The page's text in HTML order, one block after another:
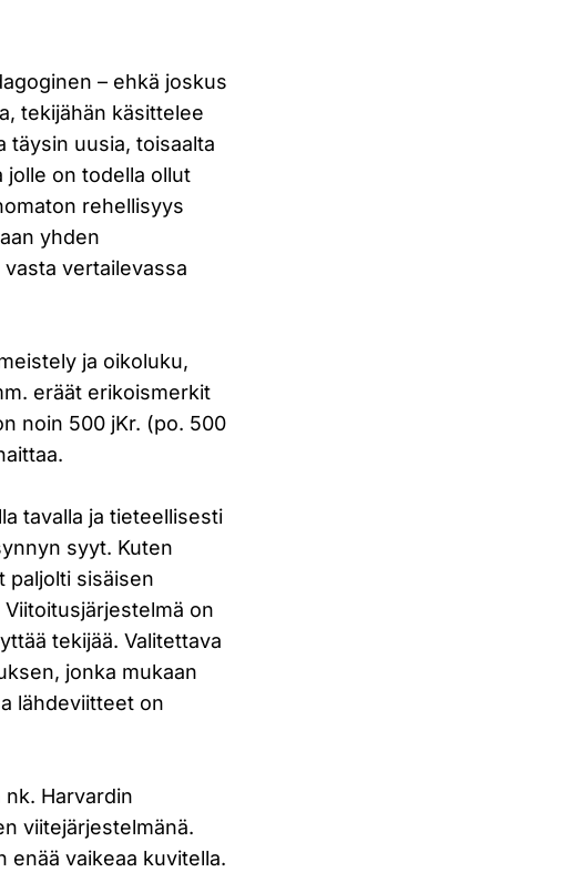
– ehkä joskus
tekijähän käsittelee
täysin uusia, toisaalta
jolle on todella ollut
rehellisyys
yhden
vertailevassa
ja oikoluku,
eräät erikoismerkit
noin 500 jKr. (po. 500
tavalla ja tieteellisesti
syyt. Kuten
paljolti sisäisen
on
tekijää. Valitettava
jonka mukaan
lähdeviitteet on
Harvardin
viitejärjestelmänä.
enää vaikeaa kuvitella.